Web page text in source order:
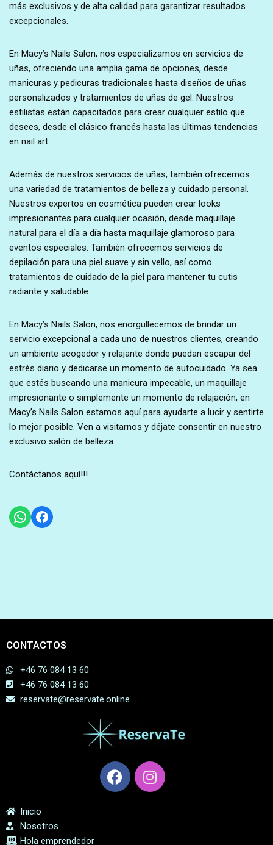
más exclusivos y de alta calidad para garantizar resultados
excepcionales.
En Macy’s Nails Salon, nos especializamos en servicios de
uñas, ofreciendo una amplia gama de opciones, desde
manicuras y pedicuras tradicionales hasta diseños de uñas
personalizados y tratamientos de uñas de gel. Nuestros
estilistas están capacitados para crear cualquier estilo que
desees, desde el clásico francés hasta las últimas tendencias
en nail art.
Además de nuestros servicios de uñas, también ofrecemos
una variedad de tratamientos de belleza y cuidado personal.
Nuestros expertos en cosmética pueden crear looks
impresionantes para cualquier ocasión, desde maquillaje
natural para el día a día hasta maquillaje glamoroso para
eventos especiales. También ofrecemos servicios de
depilación para una piel suave y sin vello, así como
tratamientos de cuidado de la piel para mantener tu cutis
radiante y saludable.
En Macy’s Nails Salon, nos enorgullecemos de brindar un
servicio excepcional a cada uno de nuestros clientes, creando
un ambiente acogedor y relajante donde puedan escapar del
estrés diario y dedicarse un momento de autocuidado. Ya sea
que estés buscando una manicura impecable, un maquillaje
impresionante o simplemente un momento de relajación, en
Macy’s Nails Salon estamos aquí para ayudarte a lucir y sentirte
lo mejor posible. Ven a visitarnos y déjate consentir en nuestro
exclusivo salón de belleza.
Contáctanos aquí!!!
CONTACTOS
+46 76 084 13 60
+46 76 084 13 60
reservate@reservate.online
Inicio
Nosotros
Hola emprendedor